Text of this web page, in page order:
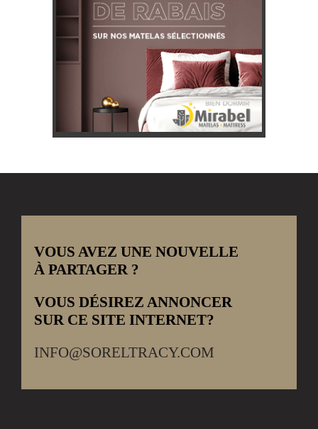
VOUS AVEZ UNE NOUVELLE
À PARTAGER ?
VOUS DÉSIREZ ANNONCER
SUR CE SITE INTERNET?
INFO@SORELTRACY.COM